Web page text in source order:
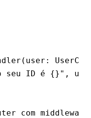
(user :
seu ID é {}" ,
com middleware